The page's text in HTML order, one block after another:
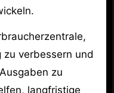
verbessern und
zu
langfristige